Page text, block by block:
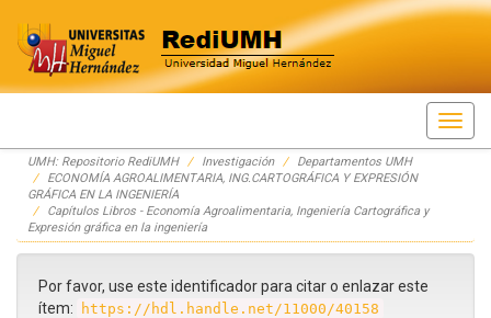
Skip
navigation
UMH: Repositorio RediUMH Investigación
Departamentos UMH
ECONOMÍA AGROALIMENTARIA, ING.CARTOGRÁFICA Y EXPRESIÓN
GRÁFICA EN LA INGENIERÍA
Capítulos Libros - Economía Agroalimentaria, Ingeniería Cartográfica y
Expresión gráfica en la ingeniería
Por favor, use este identificador para citar o enlazar este
ítem:
https://hdl.handle.net/11000/40158